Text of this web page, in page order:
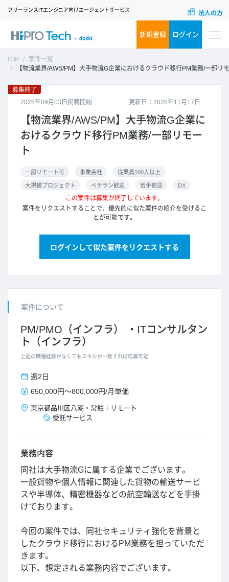
フリーランスITエンジニア向けエージェントサービス 法人の方
新規登録 ログイン
TOP
案件一覧
【物流業界/AWS/PM】大手物流G企業におけるクラウド移行PM業務/一部リモート
更新日：2025年11月17日
募集終了
2025年09月03日掲載開始
【物流業界/AWS/PM】大手物流G企業に
おけるクラウド移行PM業務/一部リモー
ト
一部リモート可 事業会社 従業員100人以上
大規模プロジェクト ベテラン歓迎 若手歓迎 DX
この案件は募集が終了しています。
案件をリクエストすることで、優先的に似た案件の紹介を受けるこ
とが可能です。
ログインして似た案件をリクエストする
案件について
PM/PMO（インフラ）
ITコンサルタン
ト（インフラ）
上記の職種経験がなくてもスキルが一致すれば応募可能
週2日
650,000円～800,000円/月単価
東京都品川区八潮 ・ 常駐＋リモート
受託サービス
業務内容
同社は大手物流Gに属する企業でございます。
一般貨物や個人情報に関連した貨物の輸送サービ
スや半導体、精密機器などの航空輸送などを手掛
けております。
今回の案件では、同社セキュリティ強化を背景と
したクラウド移行におけるPM業務を担っていただ
きます。
以下、想定される業務内容でございます。